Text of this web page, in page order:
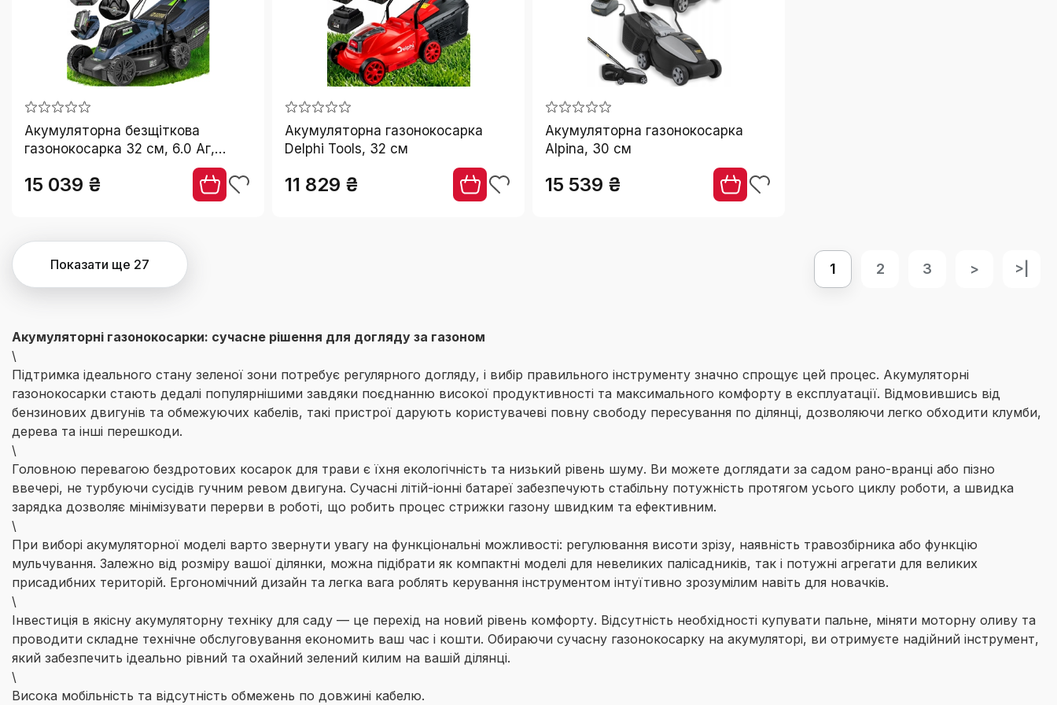
Акумуляторна безщіткова
газонокосарка 32 см, 6.0 Аг,
15 039 ₴
Акумуляторна газонокосарка
Delphi Tools, 32 см
11 829 ₴
Акумуляторна газонокосарка
Alpina, 30 см
15 539 ₴
Показати ще 27 1 2 3 > >|
Акумуляторні газонокосарки: сучасне рішення для догляду за газоном
\
Підтримка ідеального стану зеленої зони потребує регулярного догляду, і вибір правильного інструменту значно спрощує цей процес. Акумуляторні
газонокосарки стають дедалі популярнішими завдяки поєднанню високої продуктивності та максимального комфорту в експлуатації. Відмовившись від
бензинових двигунів та обмежуючих кабелів, такі пристрої дарують користувачеві повну свободу пересування по ділянці, дозволяючи легко обходити клумби,
дерева та інші перешкоди.
\
Головною перевагою бездротових косарок для трави є їхня екологічність та низький рівень шуму. Ви можете доглядати за садом рано-вранці або пізно
ввечері, не турбуючи сусідів гучним ревом двигуна. Сучасні літій-іонні батареї забезпечують стабільну потужність протягом усього циклу роботи, а швидка
зарядка дозволяє мінімізувати перерви в роботі, що робить процес стрижки газону швидким та ефективним.
\
При виборі акумуляторної моделі варто звернути увагу на функціональні можливості: регулювання висоти зрізу, наявність травозбірника або функцію
мульчування. Залежно від розміру вашої ділянки, можна підібрати як компактні моделі для невеликих палісадників, так і потужні агрегати для великих
присадибних територій. Ергономічний дизайн та легка вага роблять керування інструментом інтуїтивно зрозумілим навіть для новачків.
\
Інвестиція в якісну акумуляторну техніку для саду — це перехід на новий рівень комфорту. Відсутність необхідності купувати пальне, міняти моторну оливу та
проводити складне технічне обслуговування економить ваш час і кошти. Обираючи сучасну газонокосарку на акумуляторі, ви отримуєте надійний інструмент,
який забезпечить ідеально рівний та охайний зелений килим на вашій ділянці.
\
Висока мобільність та відсутність обмежень по довжині кабелю.